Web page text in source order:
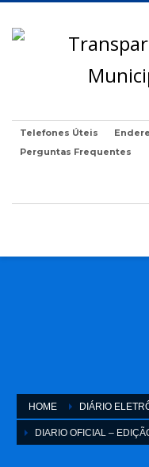
Telefones Úteis
Perguntas Frequentes
HOME DIÁRIO
DIARIO OFICIAL –